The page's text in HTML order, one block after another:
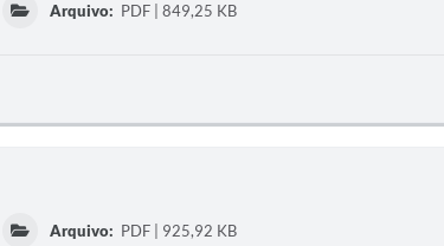
Arquivo: PDF | 849,25 KB
Arquivo: PDF | 925,92 KB